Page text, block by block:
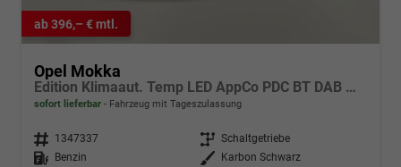
ab 396,– € mtl.
Opel Mokka
Edition Klimaaut. Temp LED AppCo PDC BT DAB MFL
sofort lieferbar Fahrzeug mit Tageszulassung
Fahrzeugnr. 1347337 Getriebe Schaltgetriebe
Kraftstoff
Benzin Außenfarbe
Karbon Schwarz